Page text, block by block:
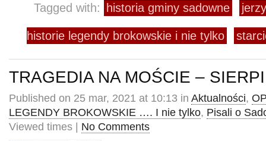
Tagged with: historia gminy sadowne
historie legendy brokowskie i nie tylko
TRAGEDIA NA MOŚCIE –
Published on 25 mar, 2021 at 10:13 in Aktualności,
LEGENDY BROKOWSKIE …. I nie tylko, Pisali o
Viewed times | No Comments